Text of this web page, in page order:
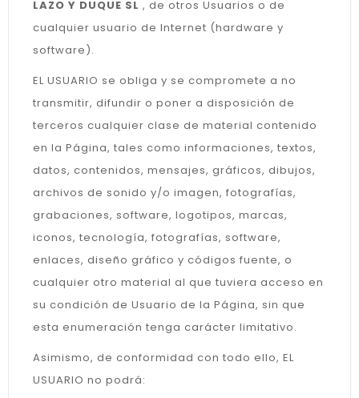
LAZO Y DUQUE SL , de otros Usuarios o de
cualquier usuario de Internet (hardware y
software).
EL USUARIO se obliga y se compromete a no
transmitir, difundir o poner a disposición de
terceros cualquier clase de material contenido
en la Página, tales como informaciones, textos,
datos, contenidos, mensajes, gráficos, dibujos,
archivos de sonido y/o imagen, fotografías,
grabaciones, software, logotipos, marcas,
iconos, tecnología, fotografías, software,
enlaces, diseño gráfico y códigos fuente, o
cualquier otro material al que tuviera acceso en
su condición de Usuario de la Página, sin que
esta enumeración tenga carácter limitativo.
Asimismo, de conformidad con todo ello, EL
USUARIO no podrá: